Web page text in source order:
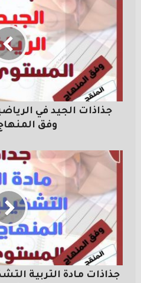
جذاذات الجيد في
وفق
جذاذات مادة التربية